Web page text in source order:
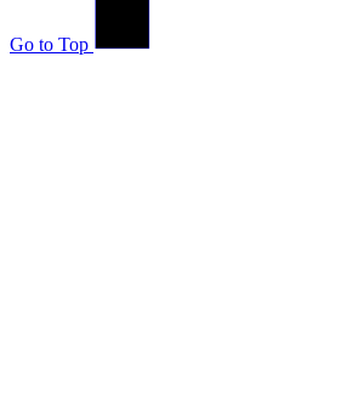
Go to Top